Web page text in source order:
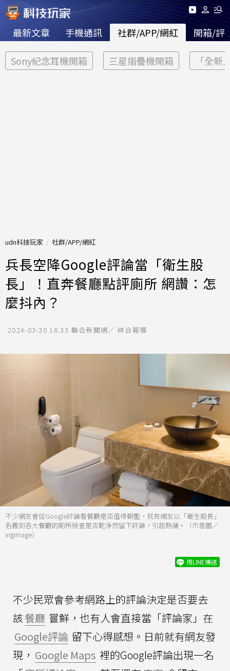
最新文章 手機通訊 社群/APP/網紅 開箱/評
Sony紀念耳機開箱 三星摺疊機開箱 「全新
udn科技玩家 社群/APP/網紅
兵長空降Google評論當「衛生股
長」！直奔餐廳點評廁所 網讚：怎
麼抖內？
2024-03-30 16:33 聯合新聞網／ 綜合報導
不少網友會從Google評論看餐廳是否值得朝聖，就有網友以「衛生股長」
名義到各大餐廳的廁所檢查是否乾淨而留下評論，引起熱議。（示意圖／
ingimage）
用LINE傳送
不少民眾會參考網路上的評論決定是否要去
該餐廳 嘗鮮，也有人會直接當「評論家」在
Google評論 留下心得感想。日前就有網友發
現， Google Maps 裡的Google評論出現一名